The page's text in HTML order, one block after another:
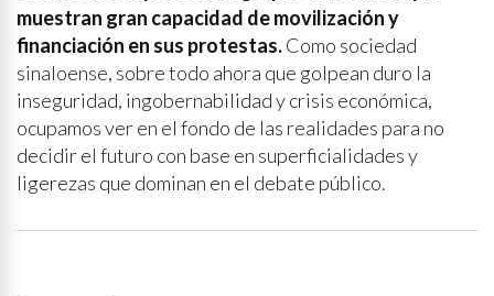
muestran gran capacidad de movilización y
financiación en sus protestas.Como sociedad
sinaloense, sobre todo ahora que golpean duro la
inseguridad, ingobernabilidad y crisis económica,
ocupamos ver en el fondo de las realidades para no
decidir el futuro con base en superficialidades y
ligerezas que dominan en el debate público.